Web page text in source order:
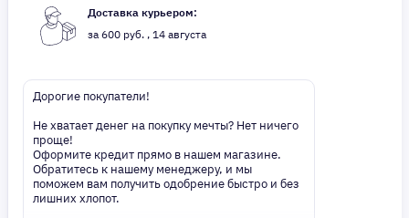
Доставка курьером:
за 600 руб. , 14 августа
Дорогие покупатели!
Не хватает денег на покупку мечты? Нет ничего
проще!
Оформите кредит прямо в нашем магазине.
Обратитесь к нашему менеджеру, и мы
поможем вам получить одобрение быстро и без
лишних хлопот.